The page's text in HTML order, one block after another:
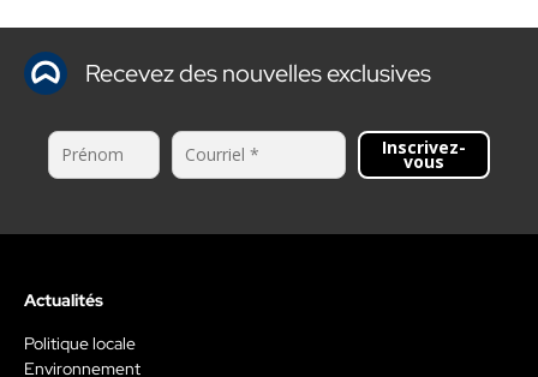
Recevez des nouvelles exclusives
Inscrivez-
vous
Actualités
Politique locale
Environnement